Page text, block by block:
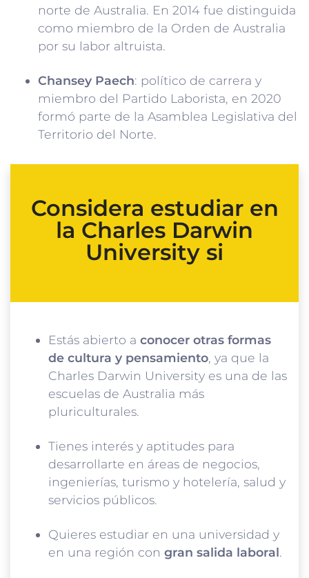
norte de Australia. En 2014 fue distinguida
como miembro de la Orden de Australia
por su labor altruista.
Chansey Paech: político de carrera y
miembro del Partido Laborista, en 2020
formó parte de la Asamblea Legislativa del
Territorio del Norte.
Considera estudiar en
la Charles Darwin
University si
Estás abierto a conocer otras formas
de cultura y pensamiento, ya que la
Charles Darwin University es una de las
escuelas de Australia más
pluriculturales.
Tienes interés y aptitudes para
desarrollarte en áreas de negocios,
ingenierías, turismo y hotelería, salud y
servicios públicos.
Quieres estudiar en una universidad y
en una región con gran salida laboral.